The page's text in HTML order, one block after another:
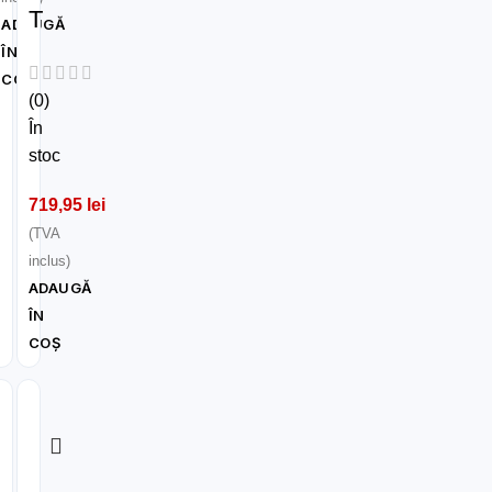
ADAUGĂ
ÎN
COȘ
T
(0)
În
stoc
719,95 lei
(TVA
inclus)
ADAUGĂ
ÎN
COȘ